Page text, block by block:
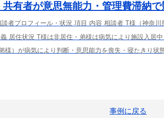
共有者が意思無能力・管理費滞納
談者プロフィール・状況 項目 内容 相談者 T様（神奈
居住状況 T様は非居住・弟様は病気により施設入居
様）が病気により判断・意思能力を喪失・寝たきり
事例に戻る